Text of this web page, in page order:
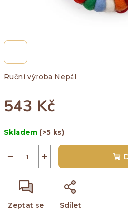
Ruční výroba Nepál
543 Kč
cena:
Skladem (>5 ks)
+
−
Zeptat se Sdílet